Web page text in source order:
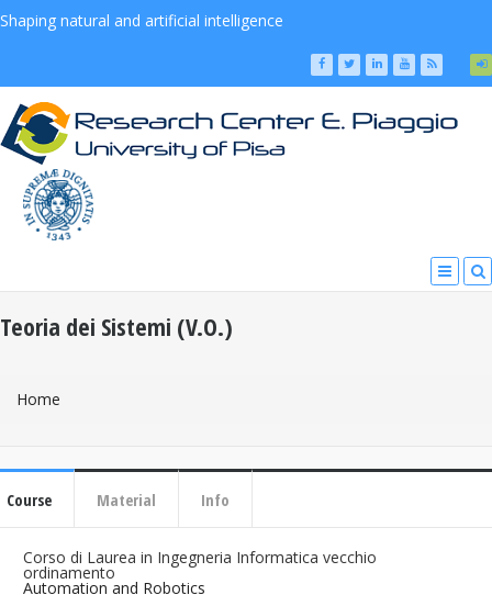
Shaping natural and artificial intelligence
Teoria dei Sistemi (V.O.)
You Are Here
Home
Course Material Info
Corso di Laurea in Ingegneria Informatica vecchio
ordinamento
Automation and Robotics